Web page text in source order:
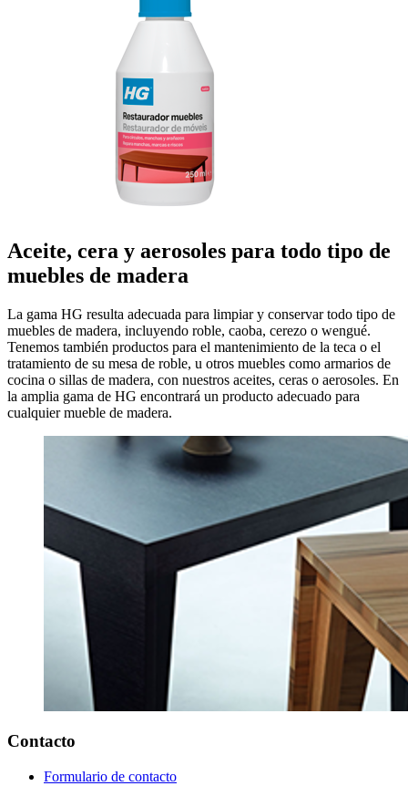
Aceite, cera y aerosoles para todo tipo de
muebles de madera
La gama HG resulta adecuada para limpiar y conservar todo tipo de
muebles de madera, incluyendo roble, caoba, cerezo o wengué.
Tenemos también productos para el mantenimiento de la teca o el
tratamiento de su mesa de roble, u otros muebles como armarios de
cocina o sillas de madera, con nuestros aceites, ceras o aerosoles. En
la amplia gama de HG encontrará un producto adecuado para
cualquier mueble de madera.
Contacto
Formulario de contacto